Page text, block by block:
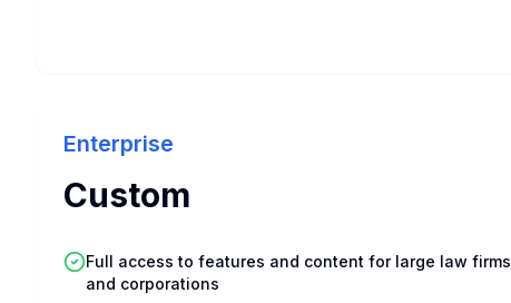
Enterprise
Custom
Full access to features and content for large law firms
and corporations